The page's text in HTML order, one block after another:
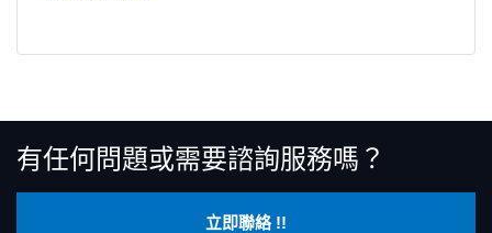
有任何問題或需要諮詢服務嗎？
立即聯絡 !!